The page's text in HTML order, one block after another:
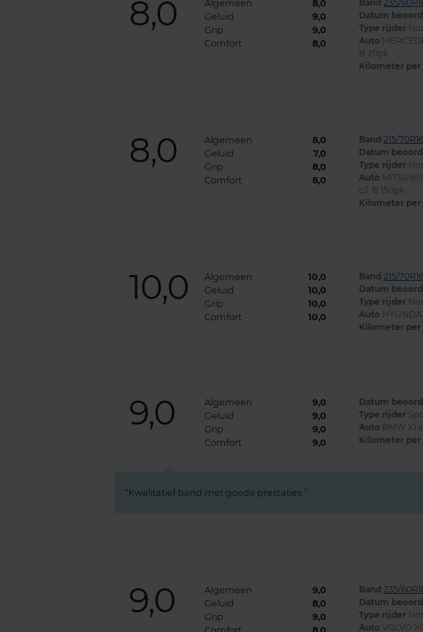
8,0 Algemeen
8,0
Geluid
9,0
Grip
9,0
Comfort
8,0
Band 235/
Datum
Type rijder
Auto
B 211pk
Kilometer per
8,0 Algemeen
8,0
Geluid
7,0
Grip
8,0
Comfort
8,0
Band 215/
Datum
Type rijder
Auto
cil. B 150pk
Kilometer per
10,0 Algemeen
10,0
Geluid
10,0
Grip
10,0
Comfort
10,0
Band 215/
Datum
Type rijder
Auto
Kilometer per
9,0 Algemeen
9,0
Geluid
9,0
Grip
9,0
Comfort
9,0
Datum
Type rijder
Auto BMW X1
Kilometer per
Kwalitatief band met goede prestaties.
9,0 Algemeen
9,0
Geluid
8,0
Grip
9,0
Band 235/
Datum
Type rijder
Auto VOLVO